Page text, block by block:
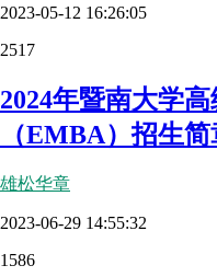
2023-05-12 16:26:05
2517
2024年暨南大学
（EMBA）招生简
雄松华章
2023-06-29 14:55:32
1586